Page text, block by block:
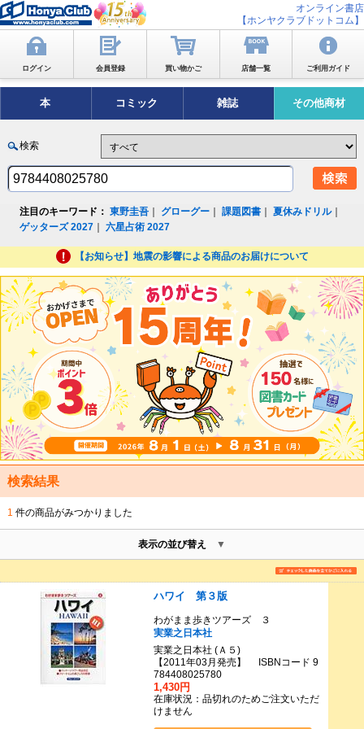
オンライン書店
【ホンヤクラブドットコム】
ログイン 会員登録 買い物かご 店舗一覧 ご利用ガイド
本 コミック 雑誌 その他商材
検索
注目のキーワード： 東野圭吾 グローグー ｜課題図書 ｜夏休みドリル｜
ゲッターズ 2027 ｜六星占術 2027
【お知らせ】地震の影響による商品のお届けについて
検索結果
1 件の商品がみつかりました
表示の並び替え
ハワイ 第３版
わがまま歩きツアーズ ３
実業之日本社
実業之日本社 (Ａ５)
【2011年03月発売】 ISBNコード 9
784408025780
1,430円
在庫状況：品切れのためご注文いただ
けません